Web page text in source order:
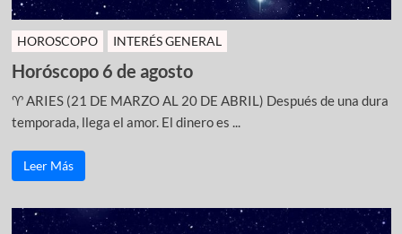
HOROSCOPO INTERÉS GENERAL
Horóscopo 6 de agosto
♈ ARIES (21 DE MARZO AL 20 DE ABRIL) Después de una dura
temporada, llega el amor. El dinero es ...
Leer Más